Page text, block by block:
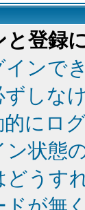
と登録
インで
ずしな
的にロ
ン状態
どうす